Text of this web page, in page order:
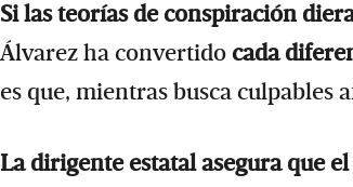
Si las teorías de conspiración
Álvarez ha convertidocada
es que, mientras busca culpables
La dirigente estatal asegura que